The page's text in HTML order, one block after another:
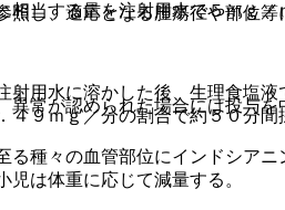
し、適応となる腫瘍径や部位
常が認められた場合には投与
当する量を注射用水で５ｍｇ
用水に溶かした後、生理食塩
９ｍｇ／分の割合で約５０分間
種々の血管部位にインドシア
は体重に応じて減量する。